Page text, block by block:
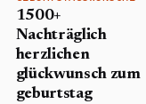
1500+
Nachträglich
herzlichen
glückwunsch zum
geburtstag